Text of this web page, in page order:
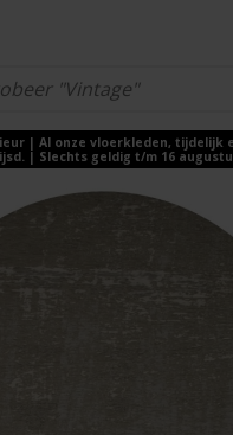
| Al onze vloerkleden, tijdelijk
| Slechts geldig t/m 16